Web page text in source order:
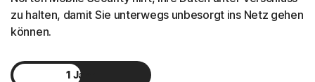
zu halten, damit Sie unterwegs unbesorgt ins Netz gehen
können.
1 Jahr